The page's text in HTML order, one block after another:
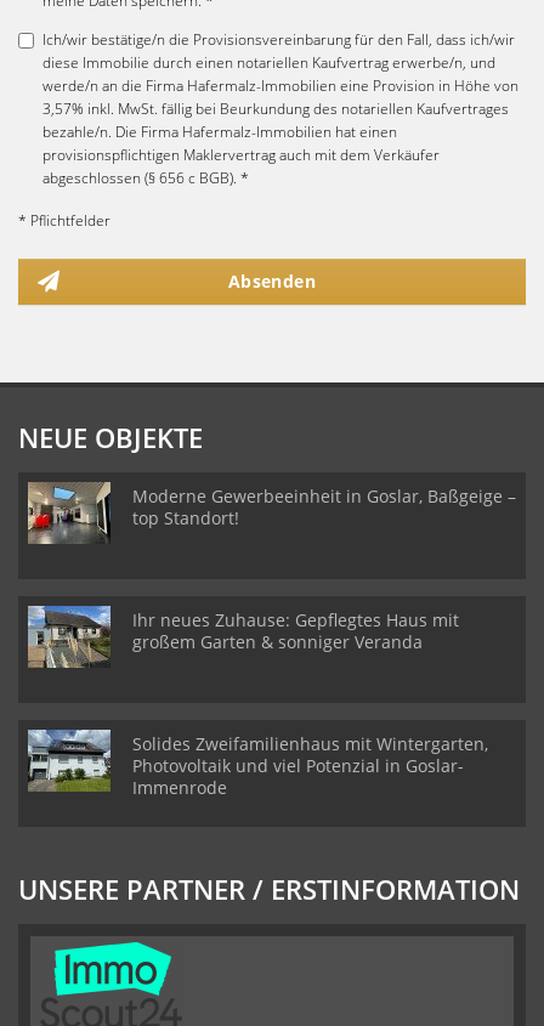
Ich/wir bestätige/n die Provisionsvereinbarung für den Fall, dass ich/wir
diese Immobilie durch einen notariellen Kaufvertrag erwerbe/n, und
werde/n an die Firma Hafermalz-Immobilien eine Provision in Höhe von
3,57% inkl. MwSt. fällig bei Beurkundung des notariellen Kaufvertrages
bezahle/n. Die Firma Hafermalz-Immobilien hat einen
provisionspflichtigen Maklervertrag auch mit dem Verkäufer
abgeschlossen (§ 656 c BGB). *
* Pflichtfelder
Absenden
NEUE OBJEKTE
Moderne Gewerbeeinheit in Goslar, Baßgeige –
top Standort!
Ihr neues Zuhause: Gepflegtes Haus mit
großem Garten & sonniger Veranda
Solides Zweifamilienhaus mit Wintergarten,
Photovoltaik und viel Potenzial in Goslar-
Immenrode
UNSERE PARTNER / ERSTINFORMATION